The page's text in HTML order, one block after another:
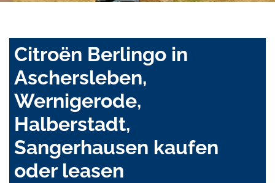
Citroën Berlingo in
Aschersleben,
Wernigerode,
Halberstadt,
Sangerhausen kaufen
oder leasen